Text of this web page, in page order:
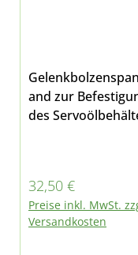
and zur
des
M26.5, M26.7, Fumo
M30 und M31
Regulärer Preis:
32,50 €
Preise inkl. MwSt.
Versandkosten